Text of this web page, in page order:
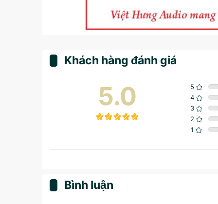
Khách hàng đánh giá
5.0 5
4
3
2
1
Bình luận